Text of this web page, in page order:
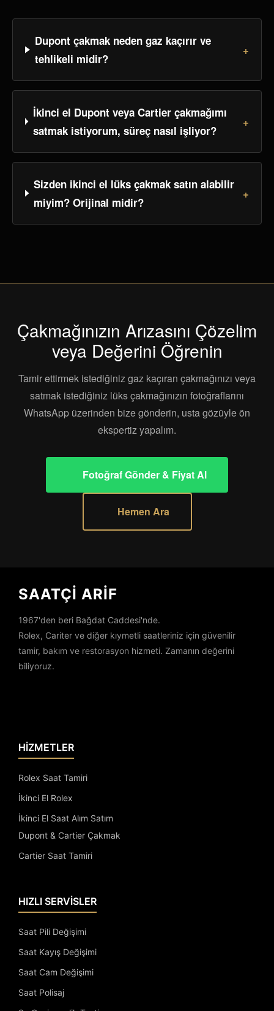
Dupont çakmak neden gaz kaçırır ve
tehlikeli midir?
+
İkinci el Dupont veya Cartier çakmağımı
satmak istiyorum, süreç nasıl işliyor?
+
Sizden ikinci el lüks çakmak satın alabilir
miyim? Orijinal midir?
+
Çakmağınızın Arızasını Çözelim
veya Değerini Öğrenin
Tamir ettirmek istediğiniz gaz kaçıran çakmağınızı veya
satmak istediğiniz lüks çakmağınızın fotoğraflarını
WhatsApp üzerinden bize gönderin, usta gözüyle ön
ekspertiz yapalım.
Fotoğraf Gönder & Fiyat Al
Hemen Ara
SAATÇİ ARİF
1967'den beri Bağdat Caddesi'nde.
Rolex, Cariter ve diğer kıymetli saatleriniz için güvenilir
tamir, bakım ve restorasyon hizmeti. Zamanın değerini
biliyoruz.
HİZMETLER
Rolex Saat Tamiri
İkinci El Rolex
İkinci El Saat Alım Satım
Dupont & Cartier Çakmak
Cartier Saat Tamiri
HIZLI SERVİSLER
Saat Pili Değişimi
Saat Kayış Değişimi
Saat Cam Değişimi
Saat Polisaj